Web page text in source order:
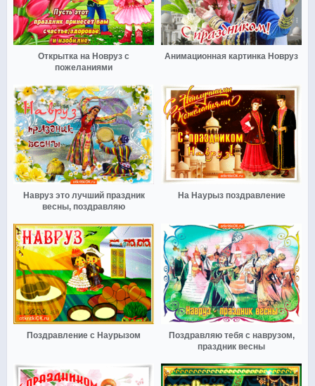
Открытка на Новруз с
пожеланиями
Анимационная картинка Новруз
Навруз это лучший праздник
весны, поздравляю
На Наурыз поздравление
Поздравление с Наурызом
Поздравляю тебя с наврузом,
праздник весны